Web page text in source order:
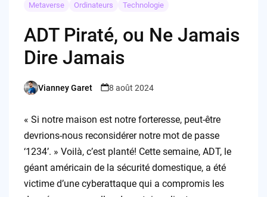
Metaverse
Ordinateurs Technologie
ADT Piraté, ou Ne Jamais
Dire Jamais
Posted
Vianney Garet 8 août 2024
« Si notre maison est notre forteresse, peut-être
devrions-nous reconsidérer notre mot de passe
‘1234’. » Voilà, c’est planté! Cette semaine, ADT, le
géant américain de la sécurité domestique, a été
victime d’une cyberattaque qui a compromis les